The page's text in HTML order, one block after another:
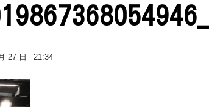
27 日 21:34